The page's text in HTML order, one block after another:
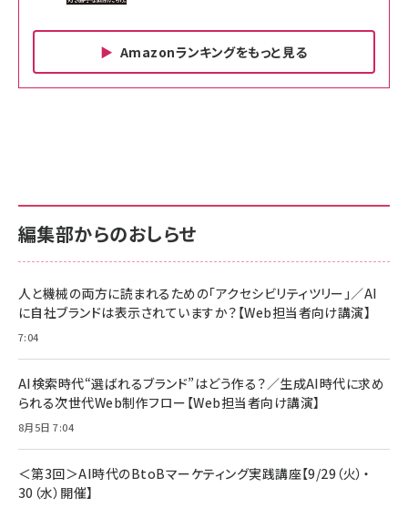
Amazonランキングをもっと見る
￥880
anan(アンアン)2026/06/24号 No.2500増刊
スペシャルエディション[王道エンタメの矜持／
￥1,100
年後半、あなたの恋と運命／山田涼介]
￥880
サポート正規品 メーカー保証5年 KLMEA128G
NIMASO ガラスフィルム iPhone 17 用 保護フィ
すい ガイド枠付き いPhone17 (6.3インチ) 対応
2枚セット DSP25F1698
￥1,599
【New】Amazon Fire TV Stick HD | 手軽にスト
レイヤー
￥6,980
Anker Soundcore P31i (Bluetooth 6.1) 【完
全ワイヤレスイヤホン/アクティブノイズキャンセリ
ング/マルチポイント接続 / 最大50時間再生 / PSE
サポート正規品 メーカー保証5年 KLMEA128G
Amazon eギフトカード - Amazonロゴ - クラ
￥5,000
ケーブル Anker絡まないケーブル 240W 結束バン
17 / 16 / 15 / Galaxy iPad Pro MacBook
Pro/Air 各種対応 (1.8m ミッドナイトブラック)
￥1,890
編集部からのおしらせ
人と機械の両方に読まれるための「アクセシビリティツリー」／AI
に自社ブランドは表示されていますか？【Web担当者向け講演】
7:04
AI検索時代“選ばれるブランド”はどう作る？／生成AI時代に求め
られる次世代Web制作フロー【Web担当者向け講演】
8月5日 7:04
＜第3回＞AI時代のBtoBマーケティング実践講座【9/29（火）・
30（水）開催】